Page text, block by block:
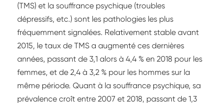
(TMS) et la souffrance psychique (troubles
dépressifs, etc.) sont les pathologies les plus
fréquemment signalées. Relativement stable avant
2015, le taux de TMS a augmenté ces dernières
années, passant de 3,1 alors à 4,4 % en 2018 pour les
femmes, et de 2,4 à 3,2 % pour les hommes sur la
même période. Quant à la souffrance psychique, sa
prévalence croît entre 2007 et 2018, passant de 1,3